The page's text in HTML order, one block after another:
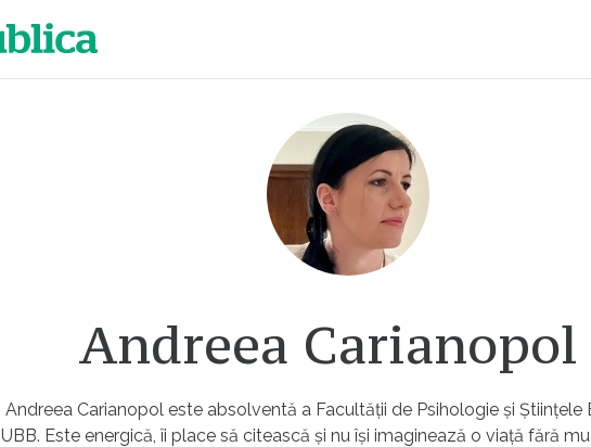
Andreea Carianopol
Andreea Carianopol este absolventă a Facultății de Psihologie și Științele
UBB. Este energică, îi place să citească și nu își imaginează o viață fără